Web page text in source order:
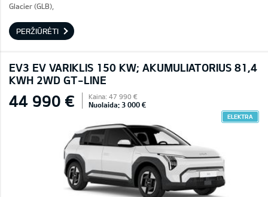
Glacier (GLB),
PERŽIŪRĖTI
EV3 EV VARIKLIS 150 KW; AKUMULIATORIUS 81,4
KWH 2WD GT-LINE
44 990 € Kaina: 47 990 €
Nuolaida: 3 000 €
ELEKTRA